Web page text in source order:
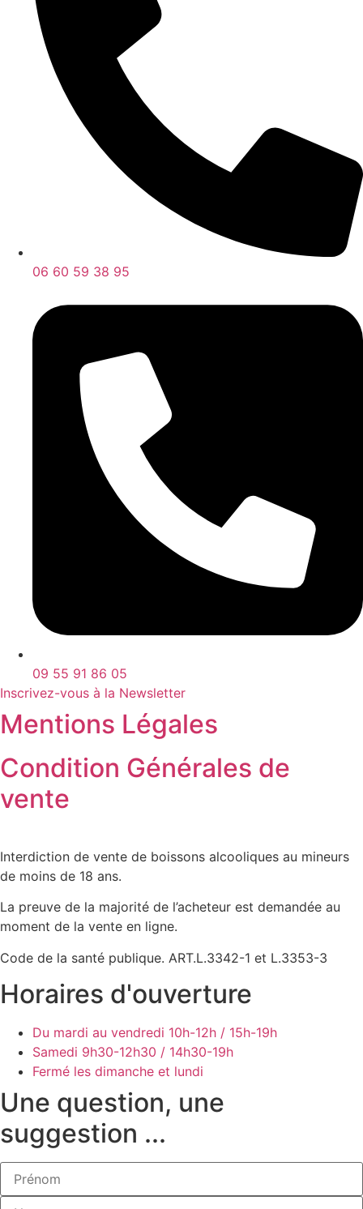
06 60 59 38 95
09 55 91 86 05
Inscrivez-vous à la Newsletter
Mentions Légales
Condition Générales de
vente
Interdiction de vente de boissons alcooliques au mineurs
de moins de 18 ans.
La preuve de la majorité de l’acheteur est demandée au
moment de la vente en ligne.
Code de la santé publique. ART.L.3342-1 et L.3353-3
Horaires d'ouverture
Du mardi au vendredi 10h-12h / 15h-19h
Samedi 9h30-12h30 / 14h30-19h
Fermé les dimanche et lundi
Une question, une
suggestion ...